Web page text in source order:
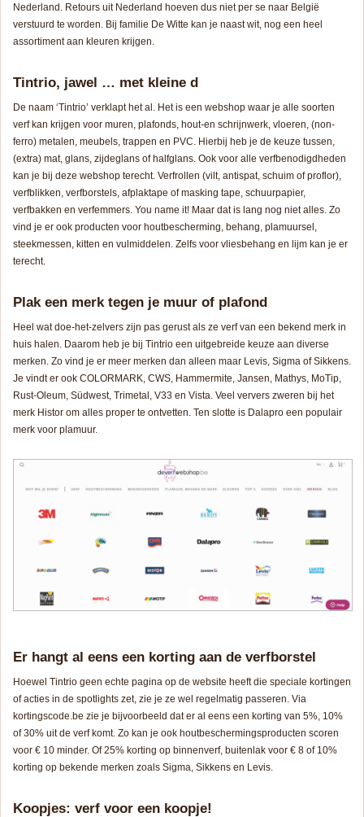
Nederland. Retours uit Nederland hoeven dus niet per se naar België
verstuurd te worden. Bij familie De Witte kan je naast wit, nog een heel
assortiment aan kleuren krijgen.
Tintrio, jawel … met kleine d
De naam ‘Tintrio’ verklapt het al. Het is een webshop waar je alle soorten
verf kan krijgen voor muren, plafonds, hout-en schrijnwerk, vloeren, (non-
ferro) metalen, meubels, trappen en PVC. Hierbij heb je de keuze tussen,
(extra) mat, glans, zijdeglans of halfglans. Ook voor alle verfbenodigdheden
kan je bij deze webshop terecht. Verfrollen (vilt, antispat, schuim of proflor),
verfblikken, verfborstels, afplaktape of masking tape, schuurpapier,
verfbakken en verfemmers. You name it! Maar dat is lang nog niet alles. Zo
vind je er ook producten voor houtbescherming, behang, plamuursel,
steekmessen, kitten en vulmiddelen. Zelfs voor vliesbehang en lijm kan je er
terecht.
Plak een merk tegen je muur of plafond
Heel wat doe-het-zelvers zijn pas gerust als ze verf van een bekend merk in
huis halen. Daarom heb je bij Tintrio een uitgebreide keuze aan diverse
merken. Zo vind je er meer merken dan alleen maar Levis, Sigma of Sikkens.
Je vindt er ook COLORMARK, CWS, Hammermite, Jansen, Mathys, MoTip,
Rust-Oleum, Südwest, Trimetal, V33 en Vista. Veel ververs zweren bij het
merk Histor om alles proper te ontvetten. Ten slotte is Dalapro een populair
merk voor plamuur.
Er hangt al eens een korting aan de verfborstel
Hoewel Tintrio geen echte pagina op de website heeft die speciale kortingen
of acties in de spotlights zet, zie je ze wel regelmatig passeren. Via
kortingscode.be zie je bijvoorbeeld dat er al eens een korting van 5%, 10%
of 30% uit de verf komt. Zo kan je ook houtbeschermingsproducten scoren
voor € 10 minder. Of 25% korting op binnenverf, buitenlak voor € 8 of 10%
korting op bekende merken zoals Sigma, Sikkens en Levis.
Koopjes: verf voor een koopje!